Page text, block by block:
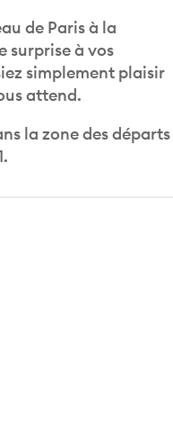
de Paris à la
surprise à vos
simplement plaisir
attend.
la zone des départs